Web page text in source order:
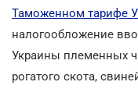
Таможенном тарифе
налогообложение
Украины племенных
рогатого скота,